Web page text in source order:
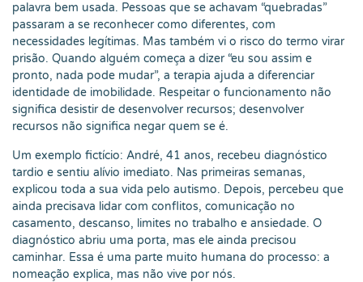
palavra bem usada. Pessoas que se achavam “quebradas”
passaram a se reconhecer como diferentes, com
necessidades legítimas. Mas também vi o risco do termo virar
prisão. Quando alguém começa a dizer “eu sou assim e
pronto, nada pode mudar”, a terapia ajuda a diferenciar
identidade de imobilidade. Respeitar o funcionamento não
significa desistir de desenvolver recursos; desenvolver
recursos não significa negar quem se é.
Um exemplo fictício: André, 41 anos, recebeu diagnóstico
tardio e sentiu alívio imediato. Nas primeiras semanas,
explicou toda a sua vida pelo autismo. Depois, percebeu que
ainda precisava lidar com conflitos, comunicação no
casamento, descanso, limites no trabalho e ansiedade. O
diagnóstico abriu uma porta, mas ele ainda precisou
caminhar. Essa é uma parte muito humana do processo: a
nomeação explica, mas não vive por nós.